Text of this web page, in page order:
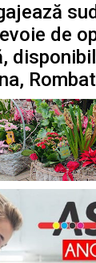
de
Rombat